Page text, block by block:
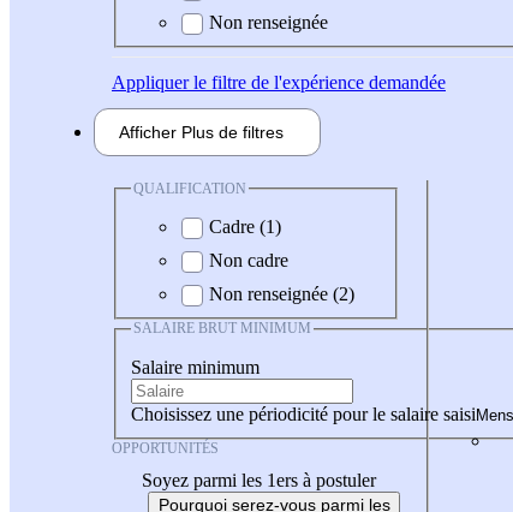
Non renseignée
Appliquerle filtre de l'expérience demandée
Afficher Plus de filtres
QUALIFICATION
Cadre (1)
Non cadre
Non renseignée (2)
SALAIRE BRUT MINIMUM
Salaire minimum
Choisissez une périodicité pour le salaire saisi
OPPORTUNITÉS
Soyez parmi les 1ers à postuler
Pourquoi serez-vous parmi les